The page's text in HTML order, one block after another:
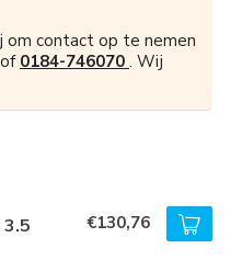
om contact op te nemen
of 0184-746070 . Wij
€130,76